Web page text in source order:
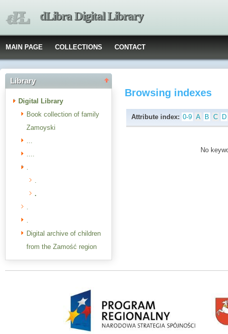
dLibra Digital Library
MAIN PAGE COLLECTIONS CONTACT
Library
Digital Library
Book collection of family
Zamoyski
...
....
.
.
.
.
.
Digital archive of children
from the Zamość region
Browsing indexes
Attribute index: 0-9 A B C D
No